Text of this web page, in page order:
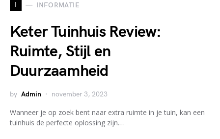
I INFORMATIE
Keter Tuinhuis Review:
Ruimte, Stijl en
Duurzaamheid
by Admin november 3, 2023
Wanneer je op zoek bent naar extra ruimte in je tuin, kan een
tuinhuis de perfecte oplossing zijn.…